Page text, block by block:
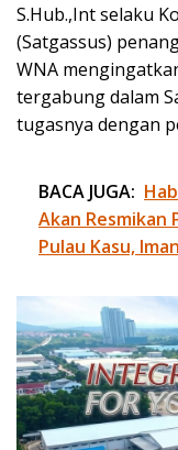
S.Hub.,Int selaku
(Satgassus)
WNA
tergabung dalam
tugasnya dengan
BACA JUGA:
Akan Resmikan
Pulau Kasu,